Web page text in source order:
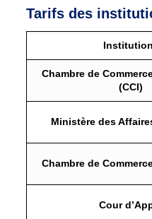
Tarifs des
Chambre de
(CCI)
Ministère des
Chambre de
Cour